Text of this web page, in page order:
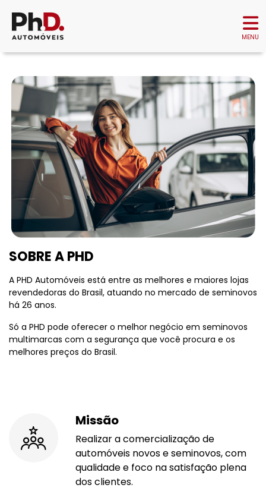
MENU
SOBRE A PHD
A PHD Automóveis está entre as melhores e maiores lojas
revendedoras do Brasil, atuando no mercado de seminovos
há 26 anos.
Só a PHD pode oferecer o melhor negócio em seminovos
multimarcas com a segurança que você procura e os
melhores preços do Brasil.
Missão
Realizar a comercialização de
automóveis novos e seminovos, com
qualidade e foco na satisfação plena
dos clientes.